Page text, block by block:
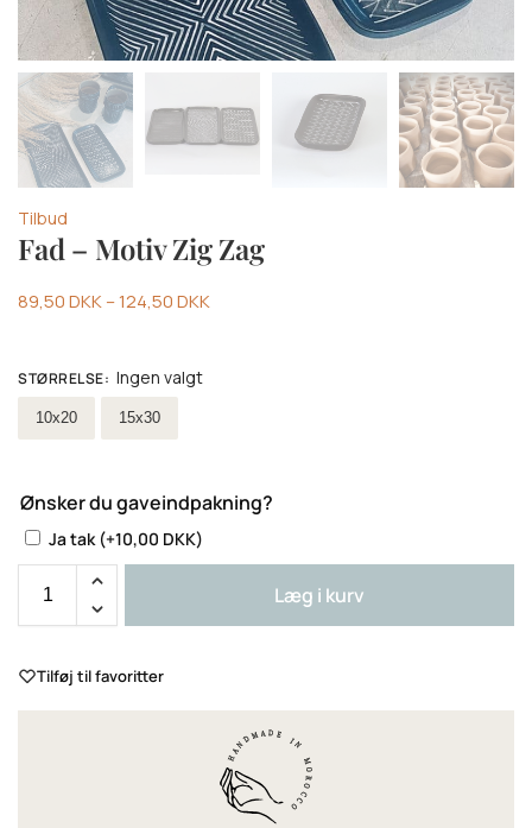
Tilbud
Fad – Motiv Zig Zag
89,50DKK–124,50DKK
STØRRELSE: Ingen valgt
Vælge stoerrelse
10x20 15x30
Ønsker du gaveindpakning?
Ja tak (+10,00 DKK)
Læg i kurv
Tilføj til favoritter